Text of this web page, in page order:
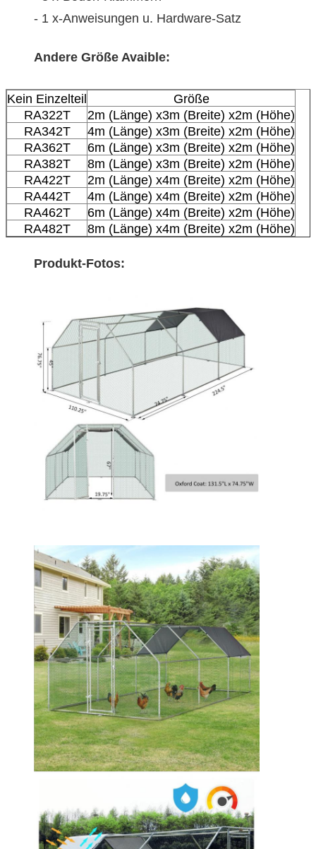
Wir rufen Sie bald zurück!
EINREICHUNGEN
- 1 x-Anweisungen u. Hardware-Satz
Andere Größe Avaible:
Kein Einzelteil
Größe
RA322T
2m (Länge) x3m (Breite) x2m (Höhe)
RA342T
4m (Länge) x3m (Breite) x2m (Höhe)
RA362T
6m (Länge) x3m (Breite) x2m (Höhe)
RA382T
8m (Länge) x3m (Breite) x2m (Höhe)
RA422T
2m (Länge) x4m (Breite) x2m (Höhe)
RA442T
4m (Länge) x4m (Breite) x2m (Höhe)
RA462T
6m (Länge) x4m (Breite) x2m (Höhe)
RA482T
8m (Länge) x4m (Breite) x2m (Höhe)
Produkt-Fotos: